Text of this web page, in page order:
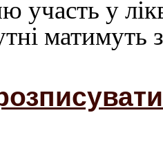
участь у
матимуть